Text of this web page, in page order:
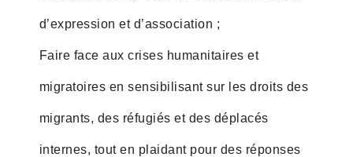
d’expression et d’association ;
Faire face aux crises humanitaires et
migratoires en sensibilisant sur les droits des
migrants, des réfugiés et des déplacés
internes, tout en plaidant pour des réponses